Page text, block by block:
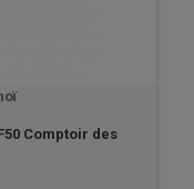
Comptoir des